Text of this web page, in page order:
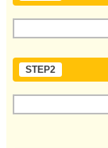
STEP2